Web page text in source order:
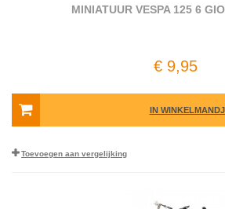
MINIATUUR VESPA 125 6
€ 9,95
IN
Toevoegen aan vergelijking